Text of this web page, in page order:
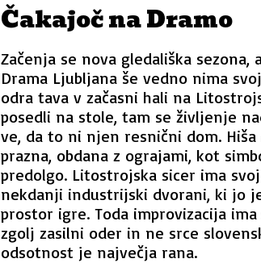
Čakajoč na Dramo
Začenja se nova gledališka sezona,
Drama Ljubljana še vedno nima
odra tava v začasni hali na
posedli na stole, tam se življenje
ve, da to ni njen resnični dom.
prazna, obdana z ograjami, kot
predolgo. Litostrojska sicer ima
nekdanji industrijski dvorani, ki jo
prostor igre. Toda improvizacija
zgolj zasilni oder in ne srce
odsotnost je največja rana.